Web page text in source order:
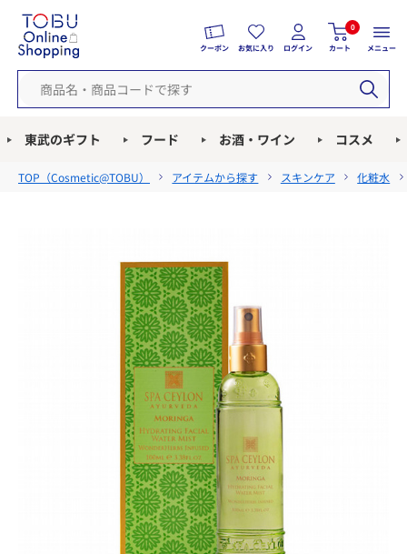
クーポン お気に入り ログイン
0
カート メニュー
東武のギフト フード お酒・ワイン コスメ
TOP（Cosmetic@TOBU） アイテムから探す スキンケア 化粧水